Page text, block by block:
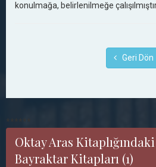
konulmağa, belirlenilmeğe
Geri Dön
Oktay Aras
Bayraktar Kitapları (1)